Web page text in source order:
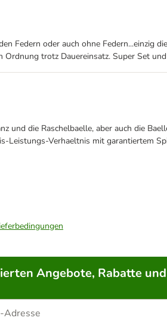
Federn oder auch ohne
trotz Dauereinsatz. Super Set
und die Raschelbaelle, aber auch die
Leistungs-Verhaeltnis mit garantiertem
Angebote, Rabatte